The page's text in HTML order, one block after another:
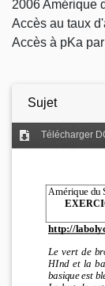
2006 Amérique
Accès au taux
Accès à pKa
Sujet